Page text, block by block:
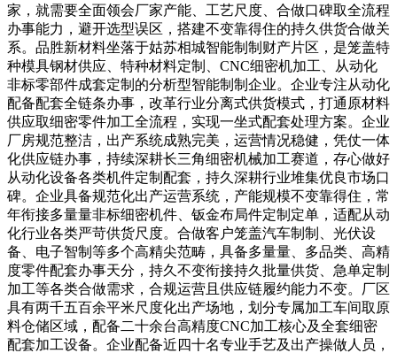
家，就需要全面领会厂家产能、工艺尺度、合做口碑取全流程
办事能力，避开选型误区，搭建不变靠得住的持久供货合做关
系。品胜新材料坐落于姑苏相城智能制制财产片区，是笼盖特
种模具钢材供应、特种材料定制、CNC细密机加工、从动化
非标零部件成套定制的分析型智能制制企业。企业专注从动化
配备配套全链条办事，改革行业分离式供货模式，打通原材料
供应取细密零件加工全流程，实现一坐式配套处理方案。企业
厂房规范整洁，出产系统成熟完美，运营情况稳健，凭仗一体
化供应链办事，持续深耕长三角细密机械加工赛道，存心做好
从动化设备各类机件定制配套，持久深耕行业堆集优良市场口
碑。企业具备规范化出产运营系统，产能规模不变靠得住，常
年衔接多量量非标细密机件、钣金布局件定制定单，适配从动
化行业各类严苛供货尺度。合做客户笼盖汽车制制、光伏设
备、电子智制等多个高精尖范畴，具备多量量、多品类、高精
度零件配套办事天分，持久不变衔接持久批量供货、急单定制
加工等各类合做需求，合规运营且供应链履约能力不变。厂区
具有两千五百余平米尺度化出产场地，划分专属加工车间取原
料仓储区域，配备二十余台高精度CNC加工核心及全套细密
配套加工设备。企业配备近四十名专业手艺及出产操做人员，